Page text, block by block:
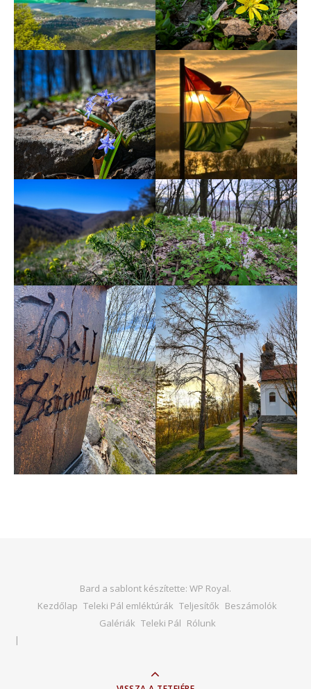
Bard a sablont készítette: WP Royal.
Kezdőlap Teleki Pál emléktúrák Teljesítők Beszámolók
Galériák Teleki Pál Rólunk